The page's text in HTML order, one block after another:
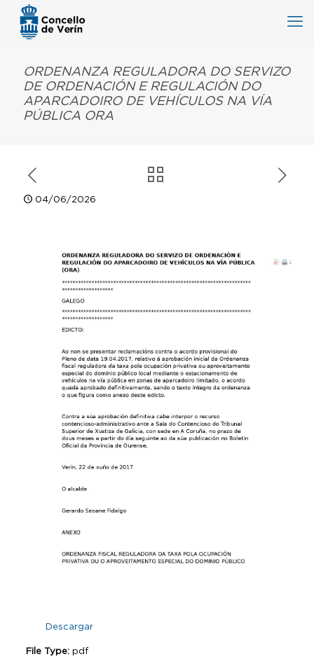
ORDENANZA REGULADORA DO SERVIZO
DE ORDENACIÓN E REGULACIÓN DO
APARCADOIRO DE VEHÍCULOS NA VÍA
PÚBLICA ORA
04/06/2026
Descargar
File Type: pdf